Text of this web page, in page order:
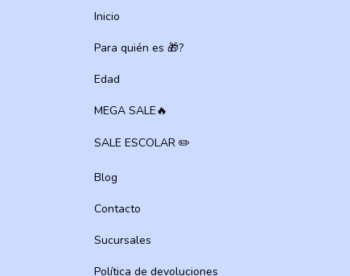
Inicio
Para quién es 🎁?
Edad
MEGA SALE🔥
SALE ESCOLAR ✏️
Blog
Contacto
Sucursales
Política de devoluciones